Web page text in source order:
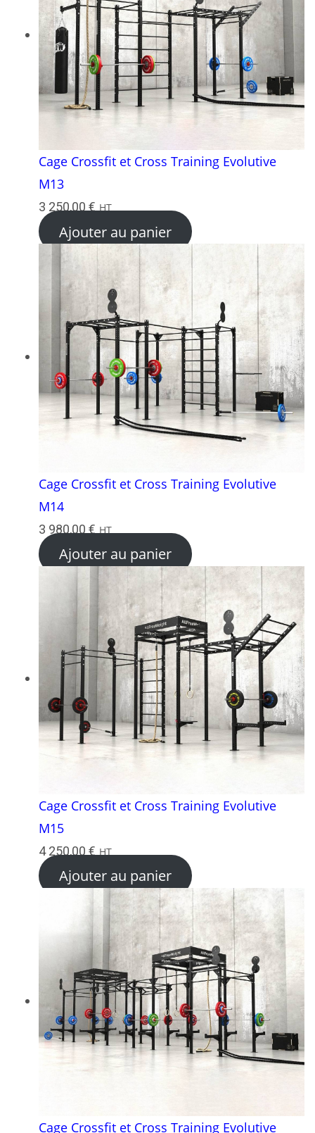
Cage Crossfit et Cross Training Evolutive
M13
3 250,00€ HT
Ajouter au panier
Cage Crossfit et Cross Training Evolutive
M14
3 980,00 € HT
Ajouter au panier
Cage Crossfit et Cross Training Evolutive
M15
4 250,00 € HT
Ajouter au panier
Cage Crossfit et Cross Training Evolutive